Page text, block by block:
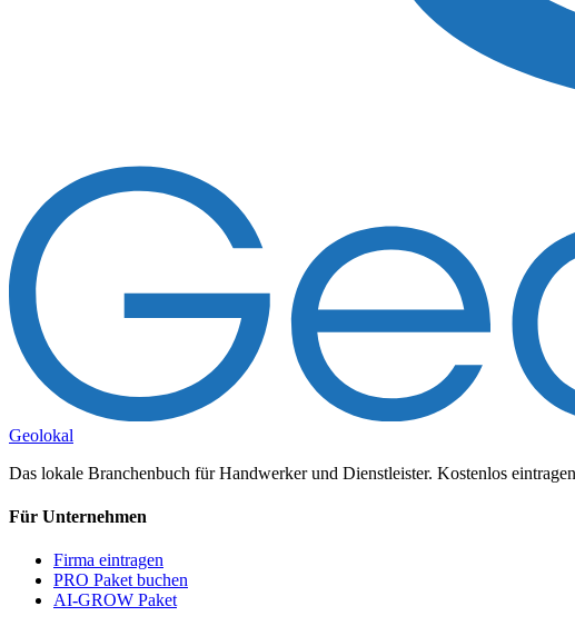
Geolokal
Das lokale Branchenbuch für Handwerker und Dienstleister. Kostenlos
Für Unternehmen
Firma eintragen
PRO Paket buchen
AI-GROW Paket